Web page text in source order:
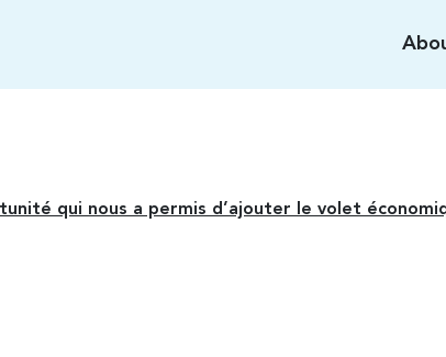
qui nous a permis d’ajouter le volet